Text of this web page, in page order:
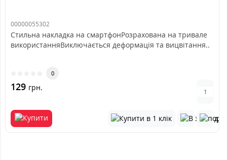
00000055302
Стильна накладка на смартфонРозрахована на тривале
використанняВиключається деформація та вицвітання..
0
129 грн.